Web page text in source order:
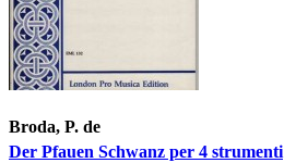
Broda, P. de
Der Pfauen Schwanz per 4 strumenti